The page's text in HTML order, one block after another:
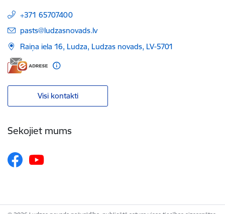
+371 65707400
E-pasts:
pasts@ludzasnovads.lv
Raiņa iela 16, Ludza, Ludzas novads, LV-5701
Visi kontakti
Sekojiet mums